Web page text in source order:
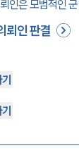
인은 모범적인
뢰인 판결